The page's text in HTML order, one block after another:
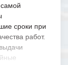
сроки при
работ.